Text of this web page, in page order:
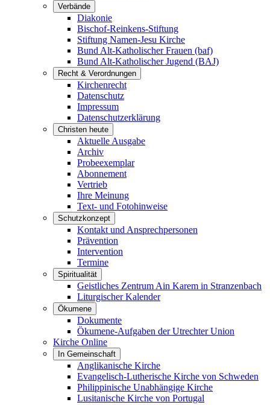
Verbände
Diakonie
Bischof-Reinkens-Stiftung
Stiftung Namen-Jesu Kirche
Bund Alt-Katholischer Frauen (baf)
Bund Alt-Katholischer Jugend (BAJ)
Recht & Verordnungen
Kirchenrecht
Datenschutz
Impressum
Datenschutzerklärung
Christen heute
Aktuelle Ausgabe
Archiv
Probeexemplar
Abonnement
Vertrieb
Ihre Meinung
Text- und Fotohinweise
Schutzkonzept
Kontakt und Ansprechpersonen
Prävention
Intervention
Termine
Spiritualität
Geistliches Zentrum Ain Karem in Stranzenbach
Liturgischer Kalender
Ökumene
Dokumente
Ökumene-Aufgaben der Utrechter Union
Kirche Online
In Gemeinschaft
Anglikanische Kirche
Evangelisch-Lutherische Kirche von Schweden
Philippinische Unabhängige Kirche
Lusitanische Kirche von Portugal